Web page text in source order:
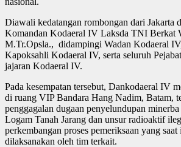
Diawali kedatangan rombongan dari Jakarta
Komandan Kodaeral IV Laksda TNI Berkat
M.Tr.Opsla., didampingi Wadan Kodaeral
Kapoksahli Kodaeral IV, serta seluruh
jajaran Kodaeral IV.
Pada kesempatan tersebut, Dankodaeral IV
di ruang VIP Bandara Hang Nadim, Batam,
penggagalan dugaan penyelundupan
Logam Tanah Jarang dan unsur radioaktif
perkembangan proses pemeriksaan yang
dilaksanakan oleh tim terkait.